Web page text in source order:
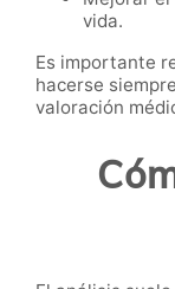
vida.
Es importante
hacerse
valoración